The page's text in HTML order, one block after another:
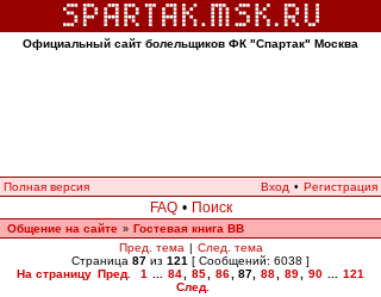
Официальный сайт болельщиков ФК "Спартак" Москва
Полная версия Вход • Регистрация
FAQ • Поиск
Общение на сайте » Гостевая книга ВВ
Пред. тема | След. тема
Страница 87 из 121 [ Сообщений: 6038 ]
На страницу Пред. 1 84 85 86 87 88 89 90
121
След.